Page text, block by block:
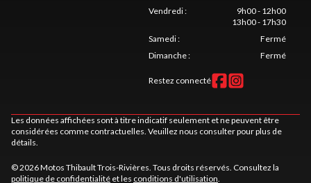
Vendredi:
9h00 - 12h00
13h00 - 17h30
Samedi:
Fermé
Dimanche: Fermé
Restez connecté
Les données affichées sont à titre indicatif seulement et ne peuvent être
considérées comme contractuelles. Veuillez nous consulter pour plus de
détails.
© 2026 Motos Thibault Trois-Rivières. Tous droits réservés. Consultez la
politique de confidentialité et les conditions d'utilisation